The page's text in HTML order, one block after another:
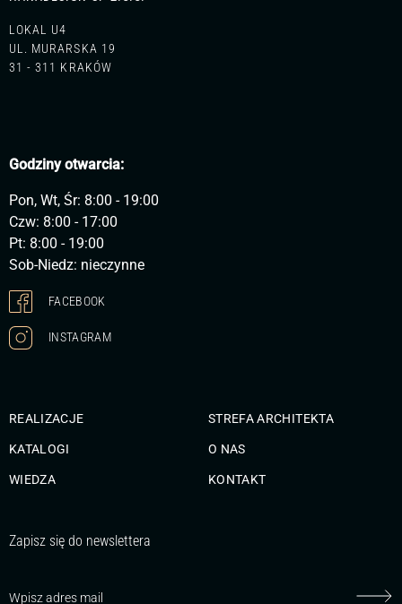
LOKAL U4
UL. MURARSKA 19
31 - 311 KRAKÓW
Godziny otwarcia:
Pon, Wt, Śr: 8:00 - 19:00
Czw: 8:00 - 17:00
Pt: 8:00 - 19:00
Sob-Niedz: nieczynne
FACEBOOK
INSTAGRAM
REALIZACJE
KATALOGI
WIEDZA
STREFA ARCHITEKTA
O NAS
KONTAKT
Zapisz się do newslettera